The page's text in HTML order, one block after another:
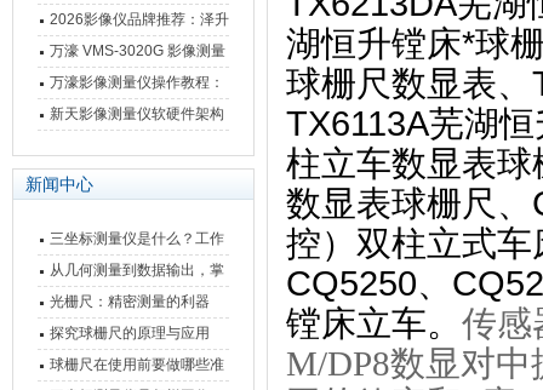
障维修方法
原理、分类及选型应用
2026影像仪品牌推荐：泽升
影像测量仪选型指南
万濠 VMS-3020G 影像测量
仪技术规格与应用解析
万濠影像测量仪操作教程：
从开机到出报告，新手也能
新天影像测量仪软硬件架构
新闻中心
三坐标测量仪是什么？工作
原理、分类与核心功能一次
讲清
从几何测量到数据输出，掌
握万濠影像测量仪的六大核
心能力
光栅尺：精密测量的利器
探究球栅尺的原理与应用
球栅尺在使用前要做哪些准
湖恒升镗床*球
球栅尺数显表
TX6113A芜湖
柱立车数显表
数显表球栅尺
控）双柱立式
CQ5250、
镗床立车。 传感
M/DP8数显对